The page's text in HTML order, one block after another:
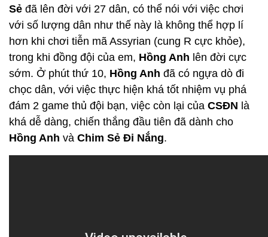
Sẻ đã lên đời với 27 dân, có thể nói với việc chơi
với số lượng dân như thế này là không thể hợp lí
hơn khi chơi tiễn mã Assyrian (cung R cực khỏe),
trong khi đồng đội của em, Hồng Anh lên đời cực
sớm. Ở phút thứ 10, Hồng Anh đã có ngựa dò đi
chọc dân, với việc thực hiện khá tốt nhiệm vụ phá
đám 2 game thủ đội bạn, việc còn lại của CSĐN là
khá dễ dàng, chiến thắng đầu tiên đã dành cho
Hồng Anh và Chim Sẻ Đi Nắng.